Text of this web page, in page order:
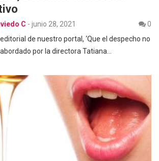
C - junio 28, 2021
0
de nuestro portal, ‘Que el despecho no
por la directora Tatiana…